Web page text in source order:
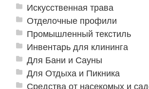
Искусственная трава
Отделочные профили
Промышленный текстиль
Инвентарь для клининга
Для Бани и Сауны
Для Отдыха и Пикника
Средства от насекомых и